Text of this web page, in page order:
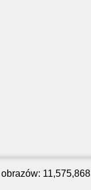
11,575,868